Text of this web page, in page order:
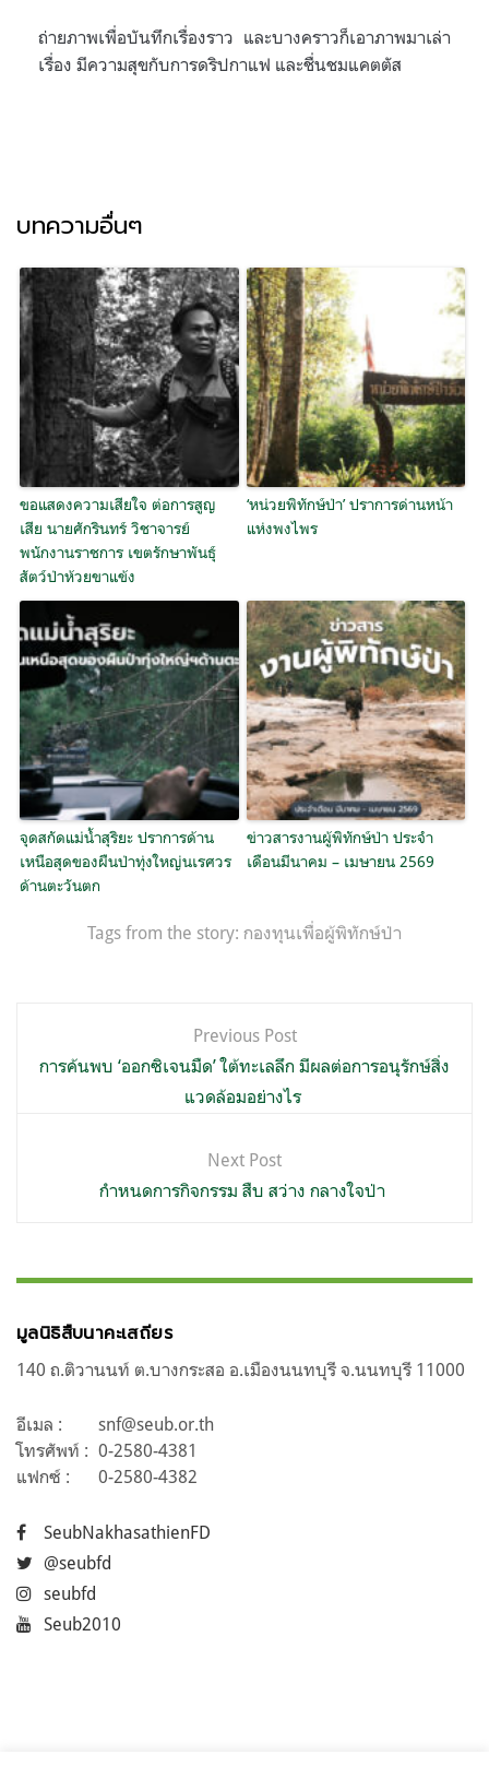
ถ่ายภาพเพื่อบันทึกเรื่องราว และบางคราวก็เอาภาพมาเล่า
เรื่อง มีความสุขกับการดริปกาแฟ และชื่นชมแคตตัส
บทความอื่นๆ
ขอแสดงความเสียใจ ต่อการสูญ
เสีย นายศักรินทร์ วิชาจารย์
พนักงานราชการ เขตรักษาพันธุ์
สัตว์ป่าห้วยขาแข้ง
‘หน่วยพิทักษ์ป่า’ ปราการด่านหน้า
แห่งพงไพร
จุดสกัดแม่น้ำสุริยะ ปราการด้าน
เหนือสุดของผืนป่าทุ่งใหญ่นเรศวร
ด้านตะวันตก
ข่าวสารงานผู้พิทักษ์ป่า ประจำ
เดือนมีนาคม – เมษายน 2569
Tags from the story: กองทุนเพื่อผู้พิทักษ์ป่า
เรื่อง
Previous Post
การค้นพบ ‘ออกซิเจนมืด’ ใต้ทะเลลึก มีผลต่อการอนุรักษ์สิ่ง
แวดล้อมอย่างไร
Next Post
กำหนดการกิจกรรม สืบ สว่าง กลางใจป่า
มูลนิธิสืบนาคะเสถียร
140 ถ.ติวานนท์ ต.บางกระสอ อ.เมืองนนทบุรี จ.นนทบุรี 11000
อีเมล :
snf@seub.or.th
โทรศัพท์ : 0-2580-4381
แฟกซ์ :
0-2580-4382
SeubNakhasathienFD
@seubfd
seubfd
Seub2010